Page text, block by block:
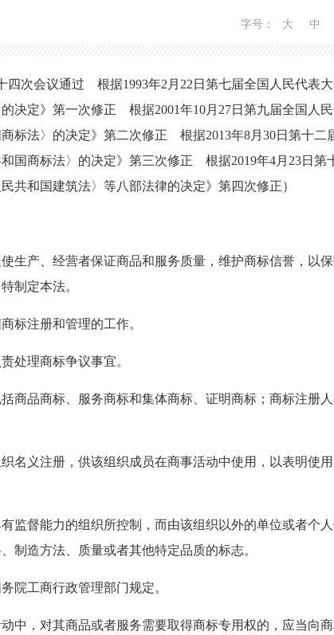
字号： 大 中
四次会议通过 根据1993年2月22日第七届全国人民代表
决定》第一次修正 根据2001年10月27日第九届全国人
标法〉的决定》第二次修正 根据2013年8月30日第十二
国商标法〉的决定》第三次修正 根据2019年4月23日第
共和国建筑法〉等八部法律的决定》第四次修正）
、经营者保证商品和服务质量，维护商标信誉，以保
制定本法。
注册和管理的工作。
理商标争议事宜。
商标、服务商标和集体商标、证明商标；商标注册人
注册，供该组织成员在商事活动中使用，以表明使用
能力的组织所控制，而由该组织以外的单位或者个人
制造方法、质量或者其他特定品质的标志。
工商行政管理部门规定。
对其商品或者服务需要取得商标专用权的，应当向商